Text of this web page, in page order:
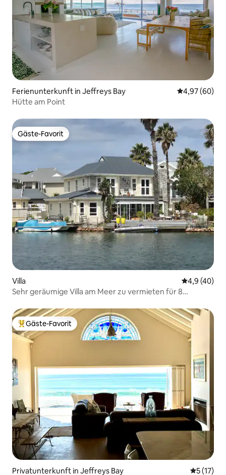
Ferienunterkunft in Jeffreys Bay
4,97 (60)
Hütte am Point
Gäste-Favorit
Gäste-Favorit
Villa
4,9 (40)
Sehr geräumige Villa am Meer zu vermieten für 8
Beliebter Gäste-Favorit.
Gäste-Favorit
Privatunterkunft in Jeffreys Bay 5 (17)